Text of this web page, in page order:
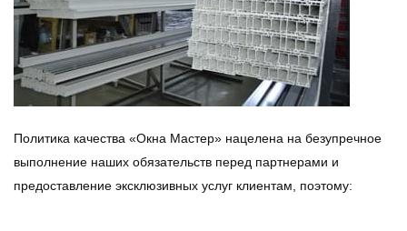
Политика качества «Окна Мастер» нацелена на безупречное
выполнение наших обязательств перед партнерами и
предоставление эксклюзивных услуг клиентам, поэтому: